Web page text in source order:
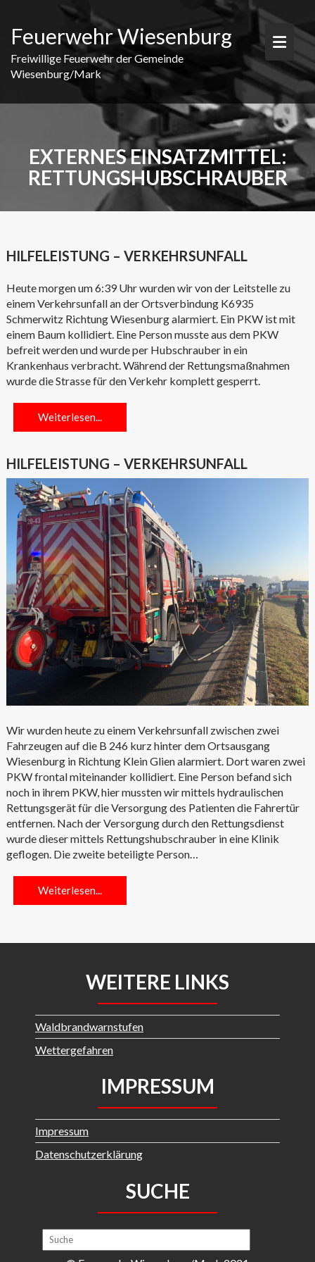
content
Feuerwehr Wiesenburg
Freiwillige Feuerwehr der Gemeinde
Wiesenburg/Mark
EXTERNES EINSATZMITTEL:
RETTUNGSHUBSCHRAUBER
HILFELEISTUNG – VERKEHRSUNFALL
Heute morgen um 6:39 Uhr wurden wir von der Leitstelle zu
einem Verkehrsunfall an der Ortsverbindung K6935
Schmerwitz Richtung Wiesenburg alarmiert. Ein PKW ist mit
einem Baum kollidiert. Eine Person musste aus dem PKW
befreit werden und wurde per Hubschrauber in ein
Krankenhaus verbracht. Während der Rettungsmaßnahmen
wurde die Strasse für den Verkehr komplett gesperrt.
Weiterlesen...
HILFELEISTUNG – VERKEHRSUNFALL
Wir wurden heute zu einem Verkehrsunfall zwischen zwei
Fahrzeugen auf die B 246 kurz hinter dem Ortsausgang
Wiesenburg in Richtung Klein Glien alarmiert. Dort waren zwei
PKW frontal miteinander kollidiert. Eine Person befand sich
noch in ihrem PKW, hier mussten wir mittels hydraulischen
Rettungsgerät für die Versorgung des Patienten die Fahrertür
entfernen. Nach der Versorgung durch den Rettungsdienst
wurde dieser mittels Rettungshubschrauber in eine Klinik
geflogen. Die zweite beteiligte Person…
Weiterlesen...
WEITERE LINKS
Waldbrandwarnstufen
Wettergefahren
IMPRESSUM
Impressum
Datenschutzerklärung
SUCHE